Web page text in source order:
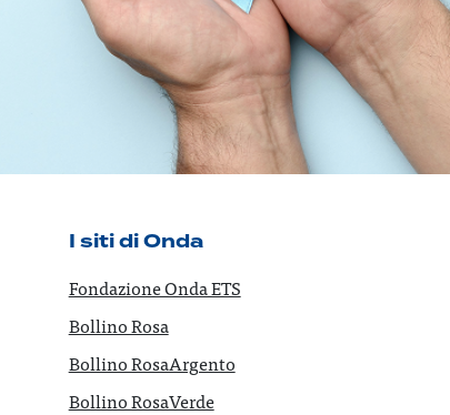
I siti di Onda
Fondazione Onda ETS
Bollino Rosa
Bollino RosaArgento
Bollino RosaVerde